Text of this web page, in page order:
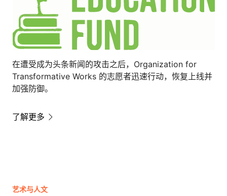
在遭受成为头条新闻的攻击之后，Organization for
Transformative Works 的志愿者迅速行动，恢复上线并
加强防御。
了解更多
艺术与人文